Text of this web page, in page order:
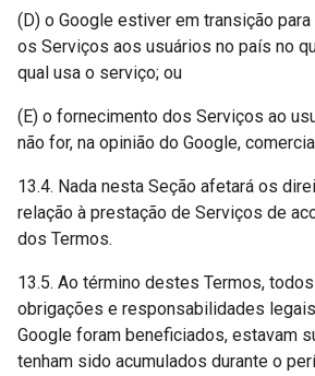
(D) o Google estiver em transição
os Serviços aos usuários no país no
qual usa o serviço; ou
(E) o fornecimento dos Serviços ao
não for, na opinião do Google,
13.4. Nada nesta Seção afetará os
relação à prestação de Serviços de
dos Termos.
13.5. Ao término destes Termos,
obrigações e responsabilidades
Google foram beneficiados, estavam
tenham sido acumulados durante o